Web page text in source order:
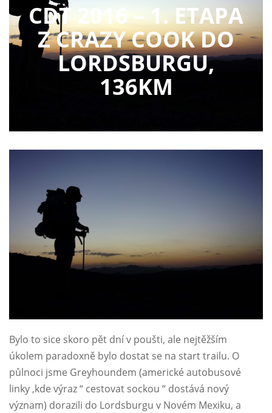
CDT 2016 – 1. ETAPA
Z CRAZY COOK DO
LORDSBURGU,
136KM
Bylo to sice skoro pět dní v poušti, ale nejtěžším
úkolem paradoxně bylo dostat se na start trailu. O
půlnoci jsme Greyhoundem (americké autobusové
linky ,kde výraz “ cestovat sockou “ dostává nový
význam) dorazili do Lordsburgu v Novém Mexiku, a